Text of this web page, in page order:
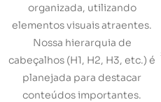
organizada, utilizando
elementos visuais atraentes.
Nossa hierarquia de
cabeçalhos (H1, H2, H3, etc.) é
planejada para destacar
conteúdos importantes.